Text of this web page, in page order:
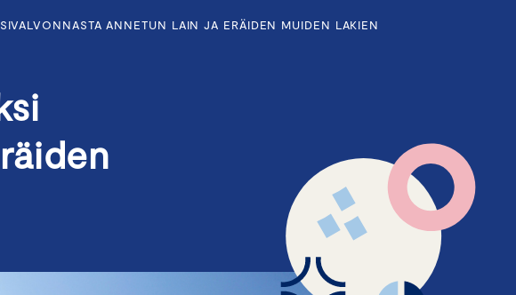
ANNETUN LAIN JA ERÄIDEN MUIDEN LAKIEN